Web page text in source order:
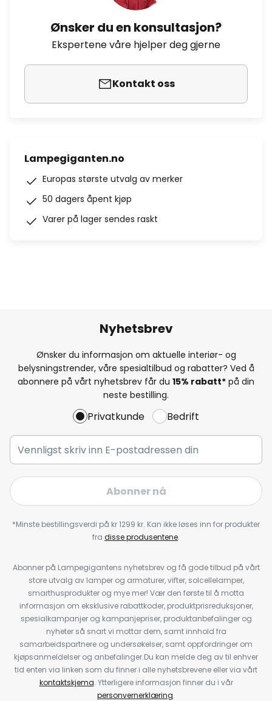
Ønsker du en konsultasjon?
Ekspertene våre hjelper deg gjerne
Kontakt oss
Lampegiganten.no
Europas største utvalg av merker
50 dagers åpent kjøp
Varer på lager sendes raskt
Nyhetsbrev
Ønsker du informasjon om aktuelle interiør- og
belysningstrender, våre spesialtilbud og rabatter? Ved å
abonnere på vårt nyhetsbrev får du 15% rabatt* på din
neste bestilling.
Privatkunde Bedrift
Abonner nå
*Minste bestillingsverdi på kr 1299 kr. Kan ikke løses inn for produkter
fra disse produsentene.
Abonner på Lampegigantens nyhetsbrev og få gode tilbud på vårt
store utvalg av lamper og armaturer, vifter, solcellelamper,
smarthusprodukter og mye mer! Vær den første til å motta
informasjon om eksklusive rabattkoder, produktprisreduksjoner,
spesialkampanjer og kampanjepriser, produktanbefalinger og
nyheter så snart vi mottar dem, samt innhold fra
samarbeidspartnere og undersøkelser, samt oppfordringer om
kjøpsanmeldelser og anbefalinger.Du kan melde deg av til enhver
tid enten via linken som du finner i alle nyhetsbrevene eller via vårt
kontaktskjema. Ytterligere informasjon finner du i vår
personvernerklæring.